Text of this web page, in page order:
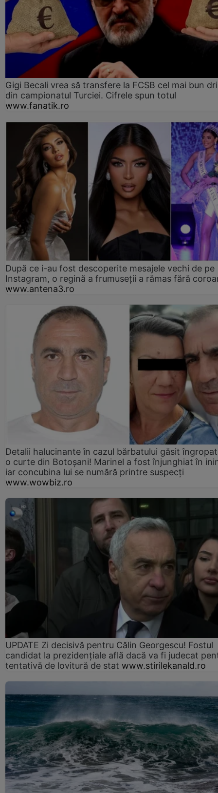
Gigi Becali vrea să transfere la FCSB cel mai bun
din campionatul Turciei. Cifrele spun totul
www.fanatik.ro
După ce i-au fost descoperite mesajele vechi de pe
Instagram, o regină a frumuseții a rămas fără
www.antena3.ro
Detalii halucinante în cazul bărbatului găsit
o curte din Botoșani! Marinel a fost înjunghiat în
iar concubina lui se numără printre suspecți
www.wowbiz.ro
UPDATE Zi decisivă pentru Călin Georgescu! Fostul
candidat la prezidențiale află dacă va fi judecat
tentativă de lovitură de stat www.stirilekanald.ro